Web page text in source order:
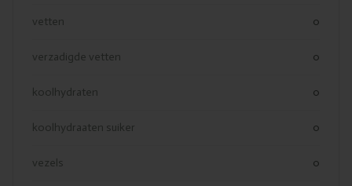
vetten 0
verzadigde vetten 0
koolhydraten 0
koolhydraaten suiker 0
vezels 0